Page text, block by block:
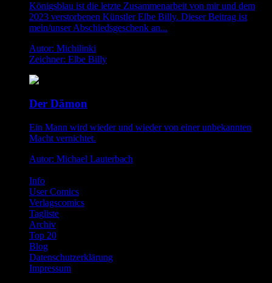
Königsblau ist die letzte Zusammenarbeit von mir und dem
2023 verstorbenen Künstler Elbe Billy. Dieser Beitrag ist
mein/unser Abschiedsgeschenk an...
Autor: Michilinki
Zeichner: Elbe Billy
Der Dämon
Ein Mann wird wieder und wieder von einer unbekannten
Macht vernichtet.
Autor: Michael Lauterbach
Info
User Comics
Verlagscomics
Tagliste
Archiv
Top 20
Blog
Datenschutzerklärung
Impressum